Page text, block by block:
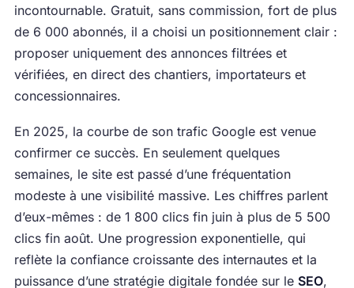
incontournable. Gratuit, sans commission, fort de plus
de 6 000 abonnés, il a choisi un positionnement clair :
proposer uniquement des annonces filtrées et
vérifiées, en direct des chantiers, importateurs et
concessionnaires.
En 2025, la courbe de son trafic Google est venue
confirmer ce succès. En seulement quelques
semaines, le site est passé d’une fréquentation
modeste à une visibilité massive. Les chiffres parlent
d’eux-mêmes : de 1 800 clics fin juin à plus de 5 500
clics fin août. Une progression exponentielle, qui
reflète la confiance croissante des internautes et la
puissance d’une stratégie digitale fondée sur le SEO,